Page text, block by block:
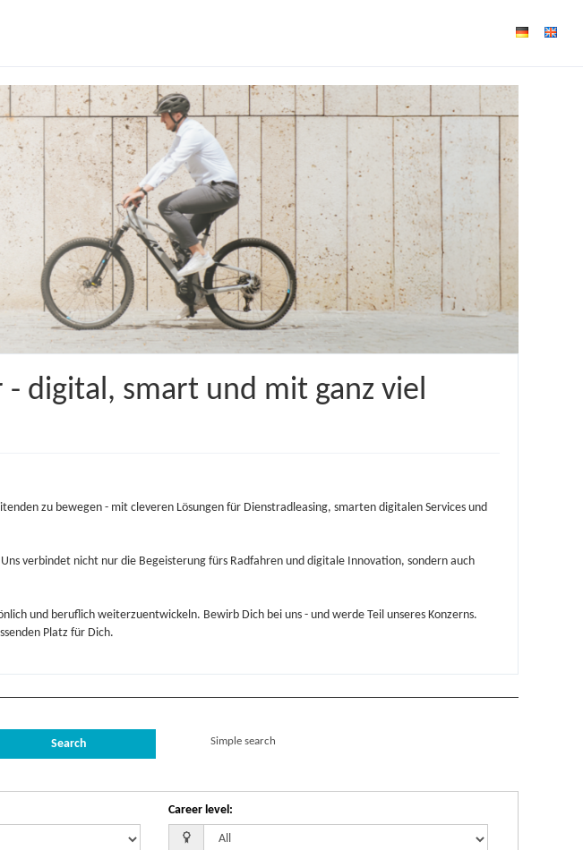
digital, smart und mit ganz viel
zu bewegen - mit cleveren Lösungen für Dienstradleasing, smarten digitalen Services und
verbindet nicht nur die Begeisterung fürs Radfahren und digitale Innovation, sondern auch
und beruflich weiterzuentwickeln. Bewirb Dich bei uns - und werde Teil unseres Konzerns.
Platz für Dich.
Search Simple search
Career level: